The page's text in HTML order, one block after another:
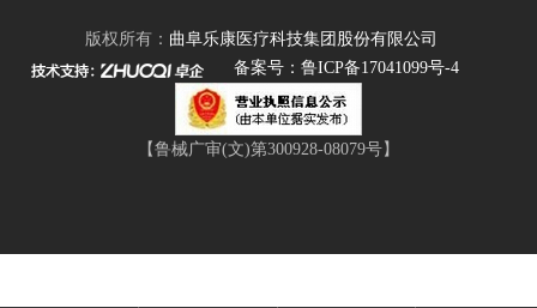
版权所有： 曲阜乐康医疗科技集团股份有限公司
备案号：鲁ICP备17041099号-4
【鲁械广审(文)第300928-08079号】